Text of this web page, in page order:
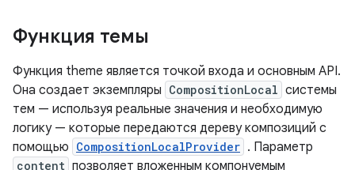
Функция темы
Функция theme является точкой входа и основным API.
Она создает экземпляры CompositionLocal системы
тем — используя реальные значения и необходимую
логику — которые передаются дереву композиций с
помощью CompositionLocalProvider . Параметр
content позволяет вложенным компонуемым